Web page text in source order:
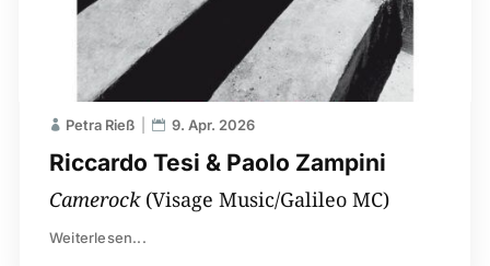
Riccardo Tesi & Paolo Zampini
Petra Rieß 9. Apr. 2026
Camerock (Visage Music/Galileo MC)
Weiterlesen...